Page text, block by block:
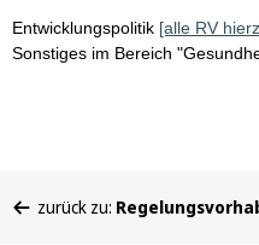
Entwicklungspolitik [alle RV
Sonstiges im Bereich
befinden
zurück zu: